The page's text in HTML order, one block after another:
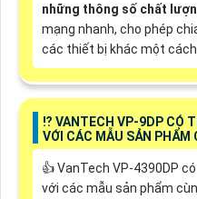
những thông số chất
mạng nhanh, cho phép
các thiết bị khác một
⁉️ VANTECH VP-9DP CÓ
VỚI CÁC MẪU SẢN PHẨM
👍 VanTech VP-4390DP
với các mẫu sản phẩm